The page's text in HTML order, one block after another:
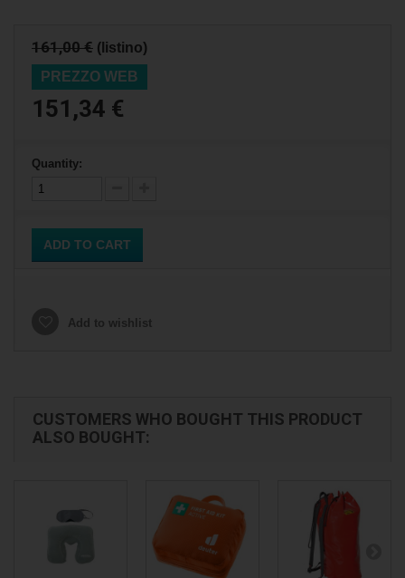
161,00 € (listino)
PREZZO WEB
151,34 €
Quantity:
ADD TO CART
Add to wishlist
CUSTOMERS WHO BOUGHT THIS PRODUCT
ALSO BOUGHT: